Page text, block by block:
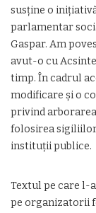
susține o
parlamentar
Gaspar. Am
avut-o cu
timp. În cadrul
modificare și o
privind
folosirea
instituții publice.
Textul pe care l-
pe organizatorii